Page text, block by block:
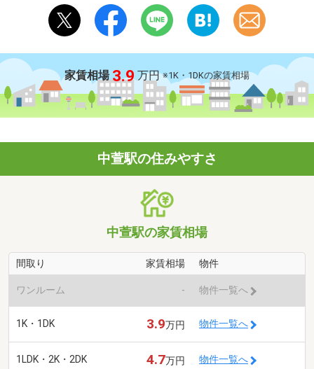
家賃相場 3.9 万円 ※1K・1DKの家賃相場
中萱駅の住みやすさ
中萱駅の家賃相場
間取り 家賃相場 物件
ワンルーム - 物件一覧へ
1K・1DK 3.9万円 物件一覧へ
1LDK・2K・2DK 4.7万円 物件一覧へ